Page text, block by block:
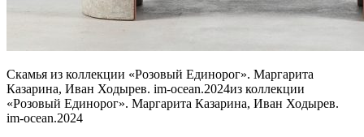
Скамья из коллекции «Розовый Единорог». Маргарита
Казарина, Иван Ходырев. im-ocean.2024из коллекции
«Розовый Единорог». Маргарита Казарина, Иван Ходырев.
im-ocean.2024